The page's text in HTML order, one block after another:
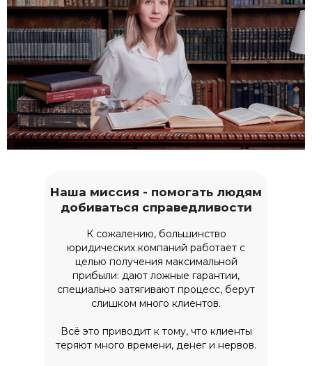
Наша миссия - помогать людям
добиваться справедливости
К сожалению, большинство
юридических компаний работает с
целью получения максимальной
прибыли: дают ложные гарантии,
специально затягивают процесс, берут
слишком много клиентов.
Всё это приводит к тому, что клиенты
теряют много времени, денег и нервов.